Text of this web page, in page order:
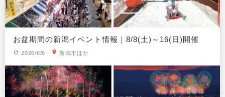
お盆期間の新潟イベント情報｜8/8(土)～16(日)開催
2026/8/6 ・ 新潟市ほか